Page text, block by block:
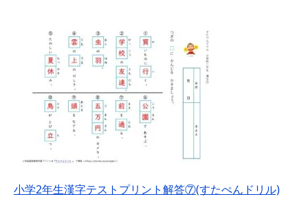
小学2年生漢字テストプリント解答⑦(すたぺんドリル)